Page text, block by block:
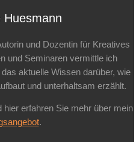
Huesmann
und Dozentin für Kreatives
und Seminaren vermittle ich
aktuelle Wissen darüber, wie
und unterhaltsam erzählt.
hier erfahren Sie mehr über mein
.